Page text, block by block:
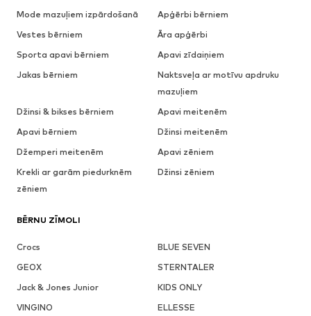
Mode mazuļiem izpārdošanā
Apģērbi bērniem
Vestes bērniem
Āra apģērbi
Sporta apavi bērniem
Apavi zīdaiņiem
Jakas bērniem
Naktsveļa ar motīvu apdruku
mazuļiem
Džinsi & bikses bērniem
Apavi meitenēm
Apavi bērniem
Džinsi meitenēm
Džemperi meitenēm
Apavi zēniem
Krekli ar garām piedurknēm
zēniem
Džinsi zēniem
BĒRNU ZĪMOLI
Crocs
BLUE SEVEN
GEOX
STERNTALER
Jack & Jones Junior
KIDS ONLY
VINGINO
ELLESSE